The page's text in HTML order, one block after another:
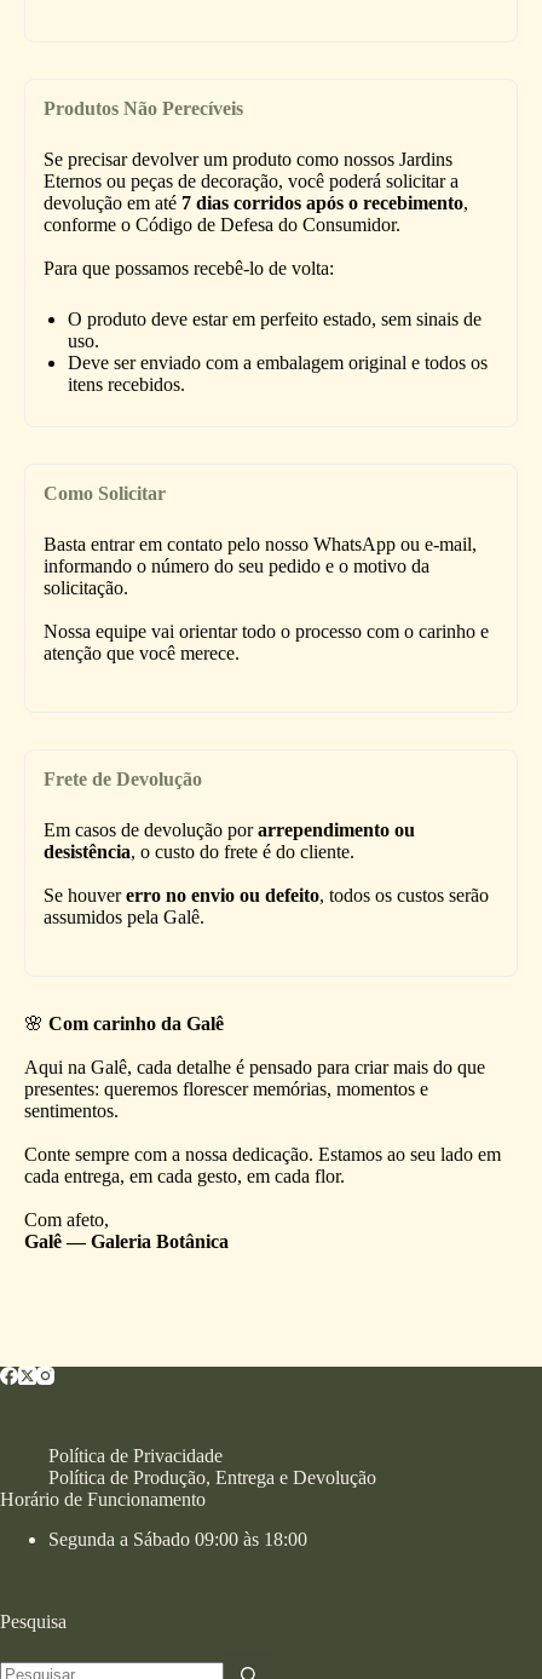
Produtos Não Perecíveis
Se precisar devolver um produto como nossos Jardins
Eternos ou peças de decoração, você poderá solicitar a
devolução em até 7 dias corridos após o recebimento,
conforme o Código de Defesa do Consumidor.
Para que possamos recebê-lo de volta:
O produto deve estar em perfeito estado, sem sinais de
uso.
Deve ser enviado com a embalagem original e todos os
itens recebidos.
Como Solicitar
Basta entrar em contato pelo nosso WhatsApp ou e-mail,
informando o número do seu pedido e o motivo da
solicitação.
Nossa equipe vai orientar todo o processo com o carinho e
atenção que você merece.
Frete de Devolução
Em casos de devolução porarrependimento ou
desistência, o custo do frete é do cliente.
Se houvererro no envio ou defeito, todos os custos serão
assumidos pela Galê.
🌸 Com carinho da Galê
Aqui na Galê, cada detalhe é pensado para criar mais do que
presentes: queremos florescer memórias, momentos e
sentimentos.
Conte sempre com a nossa dedicação. Estamos ao seu lado em
cada entrega, em cada gesto, em cada flor.
Com afeto,
Galê — Galeria Botânica
Política de Privacidade
Política de Produção, Entrega e Devolução
Horário de Funcionamento
Segunda a Sábado 09:00 às 18:00
Pesquisa